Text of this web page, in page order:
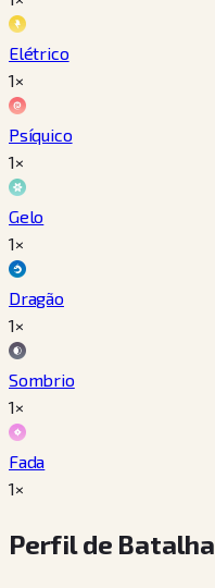
Elétrico
1×
Psíquico
1×
Gelo
1×
Dragão
1×
Sombrio
1×
Fada
1×
Perfil de Batalha